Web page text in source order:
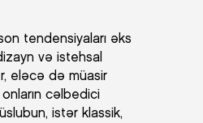
tendensiyaları əks
və istehsal
eləcə də müasir
cəlbedici
istər klassik,